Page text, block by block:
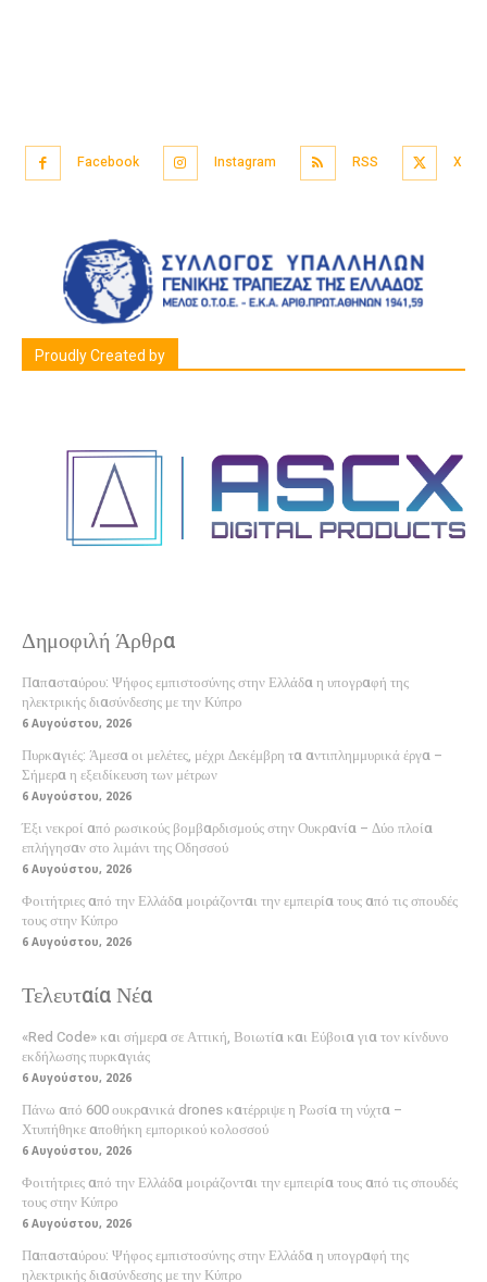
Facebook Instagram RSS X
Proudly Created by
Δημοφιλή Άρθρα
Παπασταύρου: Ψήφος εμπιστοσύνης στην Ελλάδα η υπογραφή της
ηλεκτρικής διασύνδεσης με την Κύπρο
6 Αυγούστου, 2026
Πυρκαγιές: Άμεσα οι μελέτες, μέχρι Δεκέμβρη τα αντιπλημμυρικά έργα –
Σήμερα η εξειδίκευση των μέτρων
6 Αυγούστου, 2026
Έξι νεκροί από ρωσικούς βομβαρδισμούς στην Ουκρανία – Δύο πλοία
επλήγησαν στο λιμάνι της Οδησσού
6 Αυγούστου, 2026
Φοιτήτριες από την Ελλάδα μοιράζονται την εμπειρία τους από τις σπουδές
τους στην Κύπρο
6 Αυγούστου, 2026
Τελευταία Νέα
«Red Code» και σήμερα σε Αττική, Βοιωτία και Εύβοια για τον κίνδυνο
εκδήλωσης πυρκαγιάς
6 Αυγούστου, 2026
Πάνω από 600 ουκρανικά drones κατέρριψε η Ρωσία τη νύχτα –
Χτυπήθηκε αποθήκη εμπορικού κολοσσού
6 Αυγούστου, 2026
Φοιτήτριες από την Ελλάδα μοιράζονται την εμπειρία τους από τις σπουδές
τους στην Κύπρο
6 Αυγούστου, 2026
Παπασταύρου: Ψήφος εμπιστοσύνης στην Ελλάδα η υπογραφή της
ηλεκτρικής διασύνδεσης με την Κύπρο